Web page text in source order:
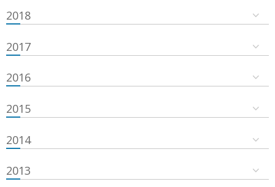
2018
2017
2016
2015
2014
2013